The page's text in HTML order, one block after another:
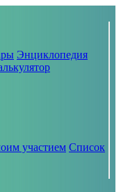
Энциклопедия
участием Список